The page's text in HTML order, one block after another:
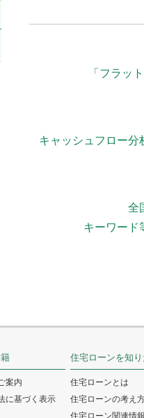
「フラッ
キャッシュフロー分
全
キーワード
案内
に基づく表示
住宅ローンを知
住宅ローンとは
住宅ローンの考え
住宅ローン関連情報